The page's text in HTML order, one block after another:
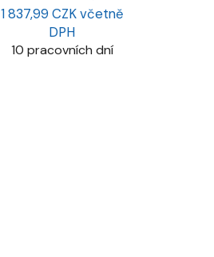
1 837,99 CZK včetně
DPH
10 pracovních dní